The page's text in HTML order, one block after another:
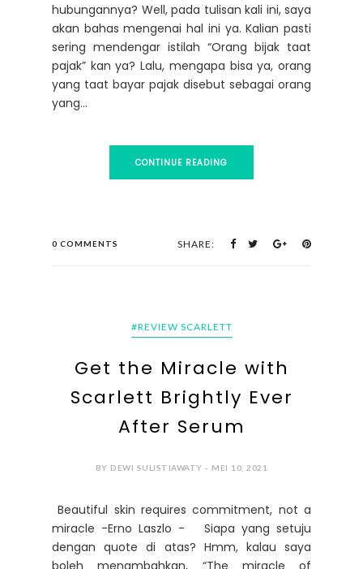
hubungannya? Well, pada tulisan kali ini, saya
akan bahas mengenai hal ini ya. Kalian pasti
sering mendengar istilah “Orang bijak taat
pajak” kan ya? Lalu, mengapa bisa ya, orang
yang taat bayar pajak disebut sebagai orang
yang...
CONTINUE READING
0 COMMENTS SHARE:
#REVIEW SCARLETT
Get the Miracle with
Scarlett Brightly Ever
After Serum
BY DEWI SULISTIAWATY - MEI 10, 2021
Beautiful skin requires commitment, not a
miracle -Erno Laszlo - Siapa yang setuju
dengan quote di atas? Hmm, kalau saya
boleh menambahkan, “The miracle of